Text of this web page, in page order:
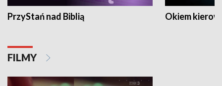
PrzyStań nad Biblią Okiem
FILMY